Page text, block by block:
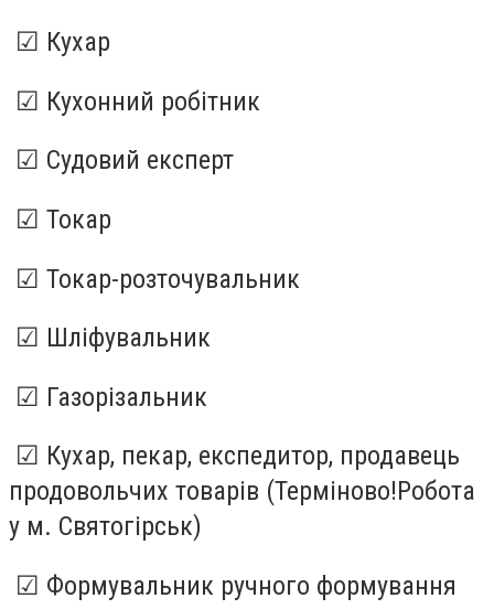
☑ Кухар
☑ Кухонний робітник
☑ Судовий експерт
☑ Токар
☑ Токар-розточувальник
☑ Шліфувальник
☑ Газорізальник
☑ Кухар, пекар, експедитор, продавець
продовольчих товарів (Терміново!Робота
у м. Святогірськ)
☑ Формувальник ручного формування